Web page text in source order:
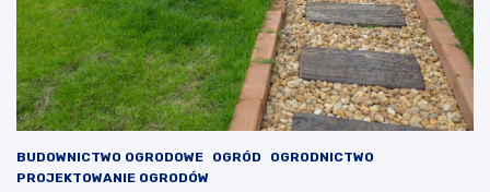
BUDOWNICTWO OGRODOWE OGRÓD
OGRODNICTWO
PROJEKTOWANIE OGRODÓW